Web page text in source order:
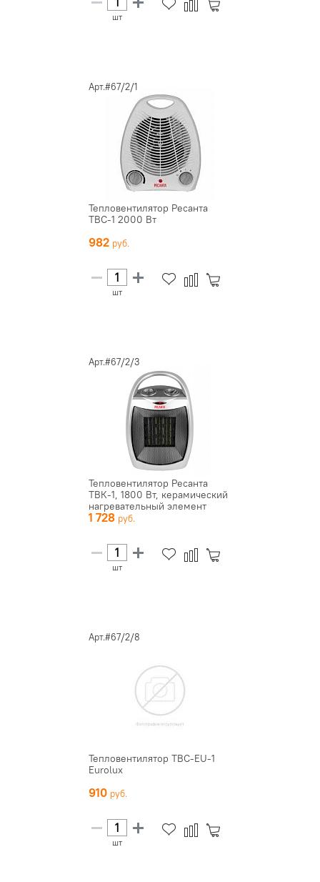
шт
Арт.#67/2/1
Тепловентилятор Ресанта
ТВС-1 2000 Вт
982
шт
Арт.#67/2/3
Тепловентилятор Ресанта
ТВК-1, 1800 Вт, керамический
нагревательный элемент
1 728
шт
Арт.#67/2/8
Тепловентилятор ТВС-EU-1
Eurolux
910
шт